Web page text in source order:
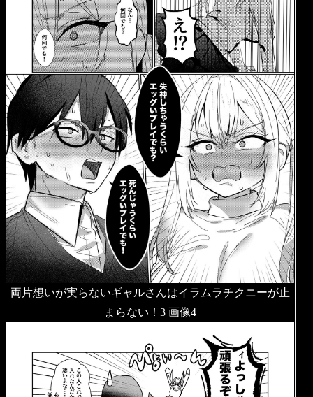
両片想いが実らないギャルさんはイラムラチクニーが止
まらない！3 画像4